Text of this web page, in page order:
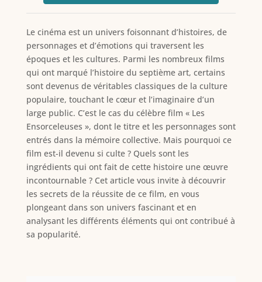
Le cinéma est un univers foisonnant d’histoires, de
personnages et d’émotions qui traversent les
époques et les cultures. Parmi les nombreux films
qui ont marqué l’histoire du septième art, certains
sont devenus de véritables classiques de la culture
populaire, touchant le cœur et l’imaginaire d’un
large public. C’est le cas du célèbre film « Les
Ensorceleuses », dont le titre et les personnages sont
entrés dans la mémoire collective. Mais pourquoi ce
film est-il devenu si culte ? Quels sont les
ingrédients qui ont fait de cette histoire une œuvre
incontournable ? Cet article vous invite à découvrir
les secrets de la réussite de ce film, en vous
plongeant dans son univers fascinant et en
analysant les différents éléments qui ont contribué à
sa popularité.